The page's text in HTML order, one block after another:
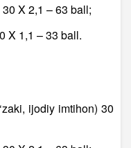
X 2,1 – 63 ball;
X 1,1 – 33 ball.
ijodiy imtihon) 30